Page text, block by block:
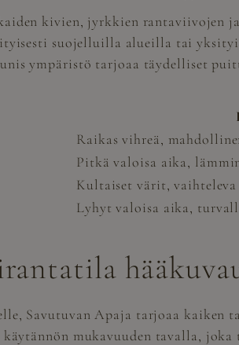
kivien, jyrkkien rantaviivojen
suojelluilla alueilla tai
ympäristö tarjoaa täydelliset
Raikas vihreä,
Pitkä valoisa aika,
Kultaiset värit, vaihteleva
Lyhyt valoisa aika,
Savutuvan Apaja tarjoaa kaiken
mukavuuden tavalla, joka